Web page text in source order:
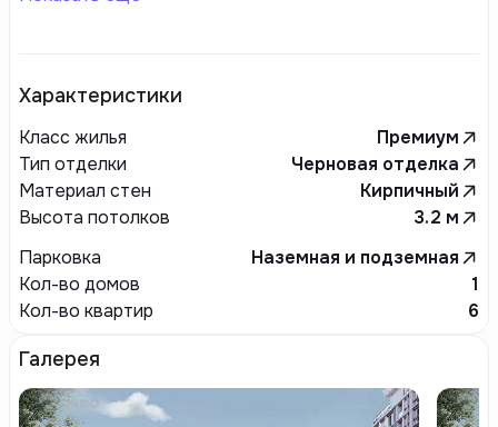
Характеристики
Класс жилья
Премиум
Тип отделки
Черновая отделка
Материал стен
Кирпичный
Высота потолков
3.2 м
Парковка
Наземная и подземная
Кол-во домов
1
Кол-во квартир
6
Галерея